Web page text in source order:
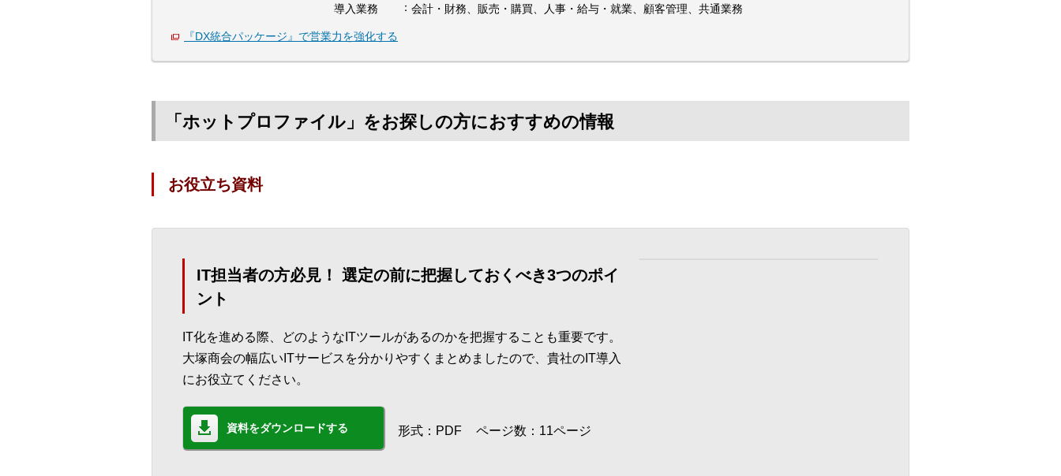
導入業務
会計・財務、販売・購買、人事・給与・就業、顧客管理、共通業務
『DX統合パッケージ』で営業力を強化する
「ホットプロファイル」をお探しの方におすすめの情報
お役立ち資料
IT担当者の方必見！ 選定の前に把握しておくべき3つのポイ
ント
IT化を進める際、どのようなITツールがあるのかを把握することも重要です。
大塚商会の幅広いITサービスを分かりやすくまとめましたので、貴社のIT導入
にお役立てください。
資料をダウンロードする 形式：PDF ページ数：11ページ